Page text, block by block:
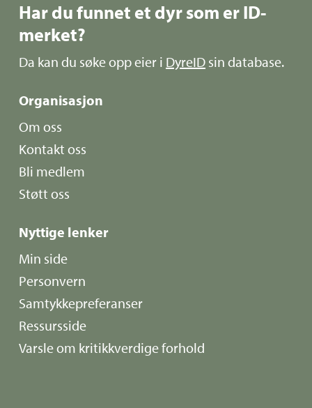
Har du funnet et dyr som er ID-
merket?
Da kan du søke opp eier i DyreID sin database.
Organisasjon
Om oss
Kontakt oss
Bli medlem
Støtt oss
Nyttige lenker
Min side
Personvern
Samtykkepreferanser
Ressursside
Varsle om kritikkverdige forhold